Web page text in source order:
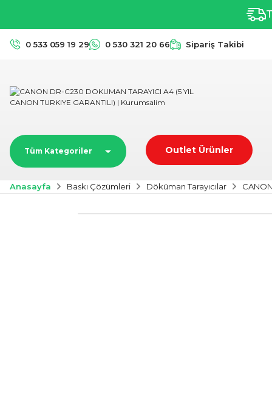
0 533 059 19 29 0 530 321 20 66 Sipariş Takibi
Tüm Kategoriler Outlet Ürünler
Anasayfa Baskı Çözümleri Döküman Tarayıcılar